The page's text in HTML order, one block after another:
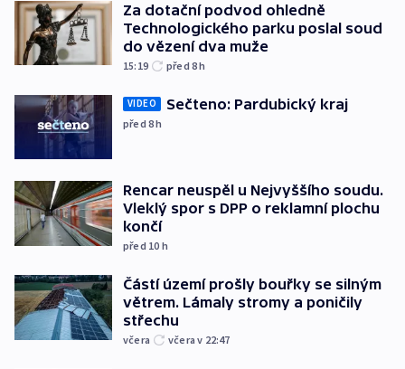
Za dotační podvod ohledně
Technologického parku poslal soud
do vězení dva muže
15:19 před 8h
VIDEO Sečteno: Pardubický kraj
před 8h
Rencar neuspěl u Nejvyššího soudu.
Vleklý spor s DPP o reklamní plochu
končí
před 10 h
Částí území prošly bouřky se silným
větrem. Lámaly stromy a poničily
střechu
včera včera v 22:47